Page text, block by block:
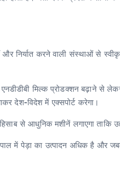
और निर्यात करने वाली संस्थाओं से
मिल्क प्रोडक्शन बढ़ाने से
देश-विदेश में एक्सपोर्ट करेगा।
से आधुनिक मशीनें लगाएगा ताकि
में पेड़ा का उत्पादन अधिक है और